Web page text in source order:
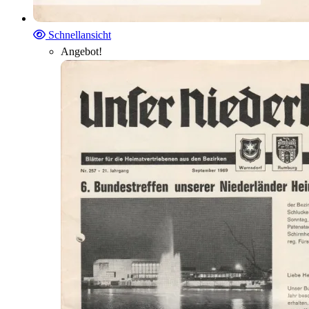
Schnellansicht
Angebot!